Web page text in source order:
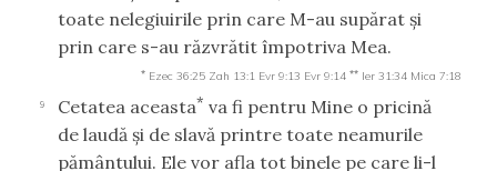
toate nelegiuirile prin care M-au supărat şi
prin care s-au răzvrătit împotriva Mea.
* Ezec 36:25 Zah 13:1 Evr 9:13 Evr 9:14 ** Ier 31:34 Mica 7:18
9 Cetatea aceasta* va fi pentru Mine o pricină
de laudă şi de slavă printre toate neamurile
pământului. Ele vor afla tot binele pe care li-l